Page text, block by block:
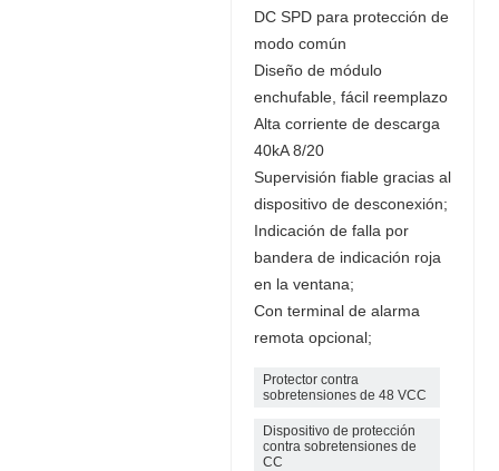
DC SPD para protección de
modo común
Diseño de módulo
enchufable, fácil reemplazo
Alta corriente de descarga
40kA 8/20
Supervisión fiable gracias al
dispositivo de desconexión;
Indicación de falla por
bandera de indicación roja
en la ventana;
Con terminal de alarma
remota opcional;
Protector contra
sobretensiones de 48 VCC
Dispositivo de protección
contra sobretensiones de
CC